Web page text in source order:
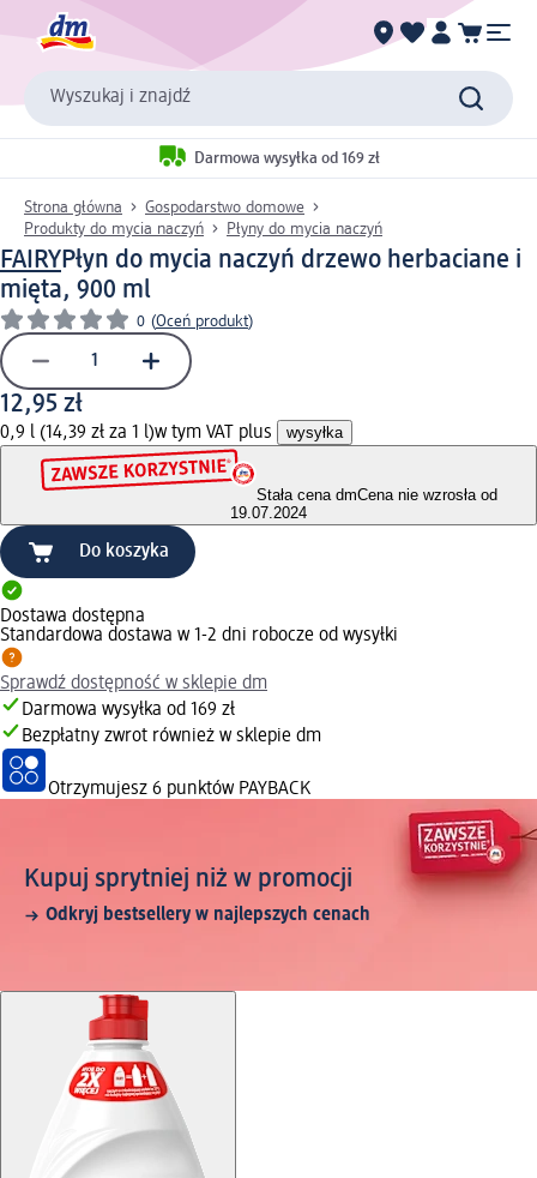
Wyszukaj i znajdź
Darmowa wysyłka od 169 zł
Strona główna
Gospodarstwo domowe
Produkty do mycia naczyń
Płyny do mycia naczyń
FAIRYPłyn do mycia naczyń drzewo herbaciane i
mięta, 900 ml
0 (Oceń produkt)
12,95 zł
0,9 l (14,39 zł za 1 l)w tym VAT plus wysyłka
Stała cena dmCena nie wzrosła od
19.07.2024
Do koszyka
Dostawa dostępna
Standardowa dostawa w 1-2 dni robocze od wysyłki
Sprawdź dostępność w sklepie dm
Darmowa wysyłka od 169 zł
Bezpłatny zwrot również w sklepie dm
Otrzymujesz 6 punktów PAYBACK
Kupuj sprytniej niż w promocji
Odkryj bestsellery w najlepszych cenach